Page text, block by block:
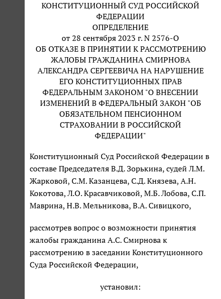
КОНСТИТУЦИОННЫЙ СУД РОССИЙСКОЙ
ФЕДЕРАЦИИ
ОПРЕДЕЛЕНИЕ
от 28 сентября 2023 г. N 2576-О
ОБ ОТКАЗЕ В ПРИНЯТИИ К РАССМОТРЕНИЮ
ЖАЛОБЫ ГРАЖДАНИНА СМИРНОВА
АЛЕКСАНДРА СЕРГЕЕВИЧА НА НАРУШЕНИЕ
ЕГО КОНСТИТУЦИОННЫХ ПРАВ
ФЕДЕРАЛЬНЫМ ЗАКОНОМ "О ВНЕСЕНИИ
ИЗМЕНЕНИЙ В ФЕДЕРАЛЬНЫЙ ЗАКОН "ОБ
ОБЯЗАТЕЛЬНОМ ПЕНСИОННОМ
СТРАХОВАНИИ В РОССИЙСКОЙ
ФЕДЕРАЦИИ"
Конституционный Суд Российской Федерации в
составе Председателя В.Д. Зорькина, судей Л.М.
Жарковой, С.М. Казанцева, С.Д. Князева, А.Н.
Кокотова, Л.О. Красавчиковой, М.Б. Лобова, С.П.
Маврина, Н.В. Мельникова, В.А. Сивицкого,
рассмотрев вопрос о возможности принятия
жалобы гражданина А.С. Смирнова к
рассмотрению в заседании Конституционного
Суда Российской Федерации,
установил: